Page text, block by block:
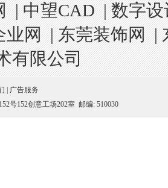
|中望CAD|数字
业网|东莞装饰网|
有限公司
广告服务
号152创意工场202室 邮编: 510030